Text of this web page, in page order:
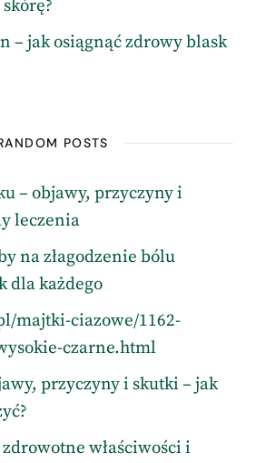
– jak osiągnąć zdrowy blask
POSTS
– objawy, przyczyny i
leczenia
na złagodzenie bólu
dla każdego
majtki-ciazowe/1162-
czarne.html
przyczyny i skutki – jak
właściwości i